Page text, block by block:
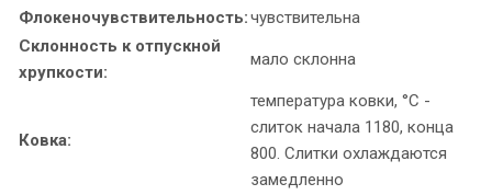
Флокеночувствительность:чувствительна
Склонность к отпускной
хрупкости:
мало склонна
Ковка:
температура ковки, °С -
слиток начала 1180, конца
800. Слитки охлаждаются
замедленно